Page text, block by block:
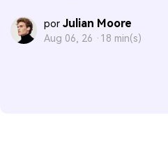
por Julian Moore
Aug 06, 26 · 18 min(s)